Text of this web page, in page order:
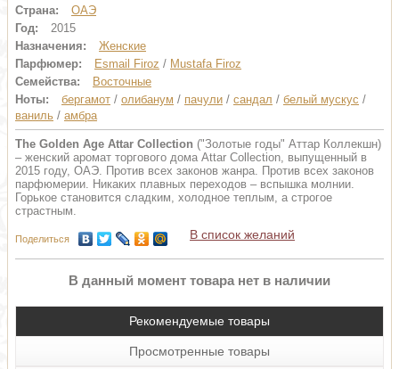
Страна:
ОАЭ
Год:
2015
Назначения:
Женские
Парфюмер:
Esmail Firoz / Mustafa Firoz
Семейства:
Восточные
Ноты:
бергамот / олибанум / пачули / сандал / белый мускус /
ваниль / амбра
The Golden Age Attar Collection ("Золотые годы" Аттар Коллекшн)
– женский аромат торгового дома Attar Collection, выпущенный в
2015 году, ОАЭ. Против всех законов жанра. Против всех законов
парфюмерии. Никаких плавных переходов – вспышка молнии.
Горькое становится сладким, холодное теплым, а строгое
страстным.
Поделиться В список желаний
В данный момент товара нет в наличии
Рекомендуемые товары
Просмотренные товары